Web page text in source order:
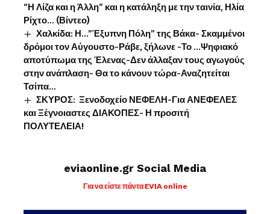
“Η Λίζα και η Άλλη” και η κατάληξη με την ταινία, Ηλία
Ρίχτο… (Βίντεο)
Χαλκίδα: Η…”Έξυπνη Πόλη” της Βάκα- Σκαμμένοι
δρόμοι τον Αύγουστο-Ράβε, ξήλωνε -Το …Ψηφιακό
αποτύπωμα της Έλενας-Δεν άλλαξαν τους αγωγούς
στην ανάπλαση- Θα το κάνουν τώρα-Αναζητείται
Τσίπα…
ΣΚΥΡΟΣ: Ξενοδοχείο ΝΕΦΕΛΗ-Για ΑΝΕΦΕΛΕΣ
και Ξέγνοιαστες ΔΙΑΚΟΠΕΣ- Η προσιτή
ΠΟΛΥΤΕΛΕΙΑ!
eviaonline.gr Social Media
Για να είστε πάντα EVIA online